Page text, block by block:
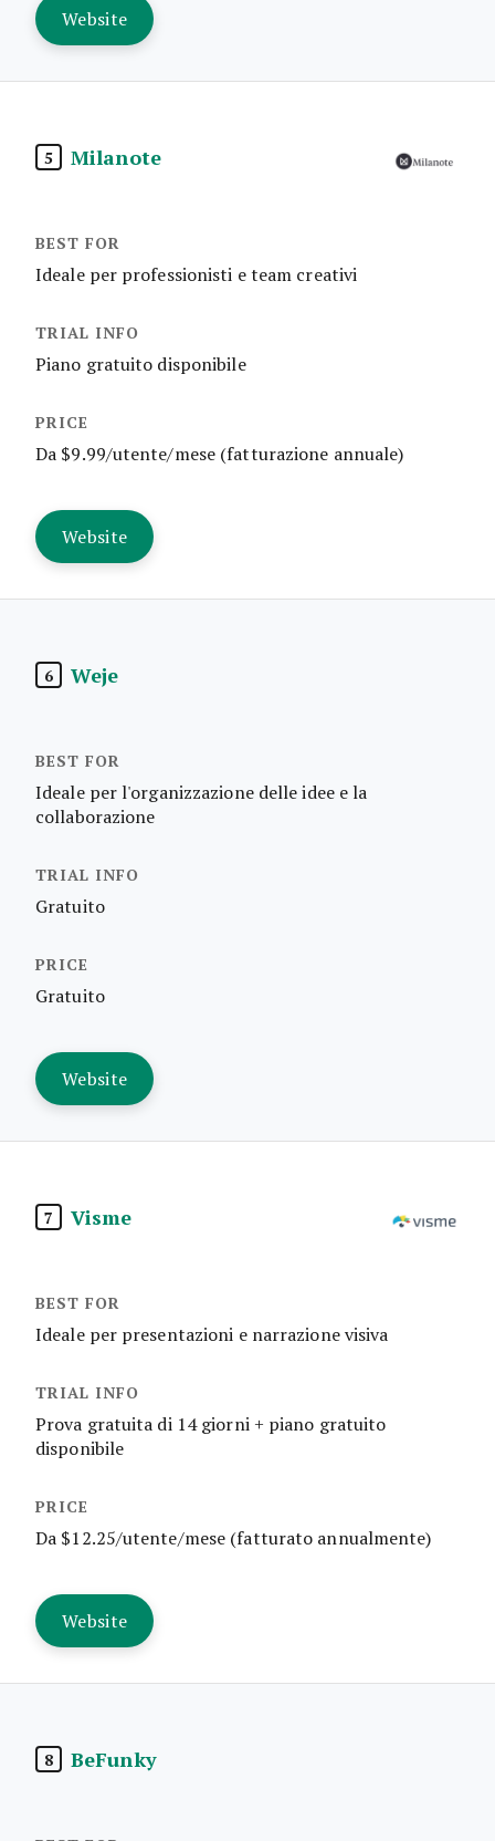
Website
5 Milanote
Ideale per professionisti e team creativi
Piano gratuito disponibile
Da $9.99/utente/mese (fatturazione annuale)
Website
6 Weje
Ideale per l'organizzazione delle idee e la
collaborazione
Gratuito
Gratuito
Website
7 Visme
Ideale per presentazioni e narrazione visiva
Prova gratuita di 14 giorni + piano gratuito
disponibile
Da $12.25/utente/mese (fatturato annualmente)
Website
8 BeFunky